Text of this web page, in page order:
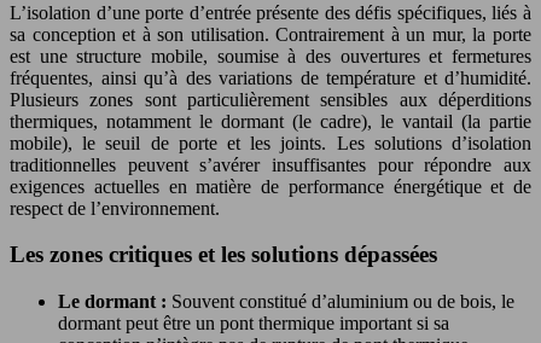
L’isolation d’une porte d’entrée présente des défis spécifiques, liés à
sa conception et à son utilisation. Contrairement à un mur, la porte
est une structure mobile, soumise à des ouvertures et fermetures
fréquentes, ainsi qu’à des variations de température et d’humidité.
Plusieurs zones sont particulièrement sensibles aux déperditions
thermiques, notamment le dormant (le cadre), le vantail (la partie
mobile), le seuil de porte et les joints. Les solutions d’isolation
traditionnelles peuvent s’avérer insuffisantes pour répondre aux
exigences actuelles en matière de performance énergétique et de
respect de l’environnement.
Les zones critiques et les solutions dépassées
Le dormant : Souvent constitué d’aluminium ou de bois, le
dormant peut être un pont thermique important si sa